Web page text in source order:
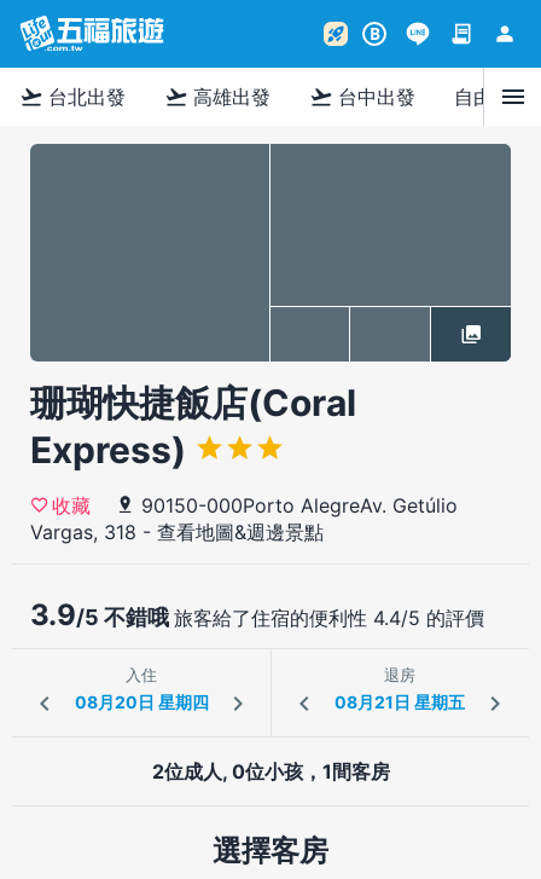
rocket_launch B contract person
flight_takeoff 台北出發 flight_takeoff 高雄出發 flight_takeoff 台中出發 自由行menu
珊瑚快捷飯店(Coral
Express)
收藏
90150-000Porto AlegreAv. Getúlio
Vargas, 318 - 查看地圖&週邊景點
3.9/5 不錯哦 旅客給了住宿的便利性 4.4/5 的評價
入住 退房
2位成人, 0位小孩，1間客房
選擇客房